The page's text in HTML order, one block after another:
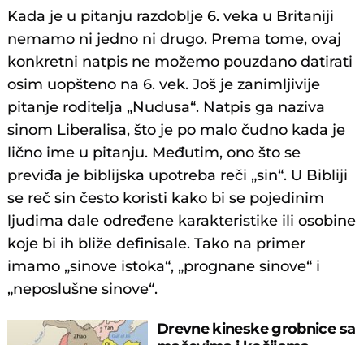
Kada je u pitanju razdoblje 6. veka u Britaniji
nemamo ni jedno ni drugo. Prema tome, ovaj
konkretni natpis ne možemo pouzdano datirati
osim uopšteno na 6. vek. Još je zanimljivije
pitanje roditelja „Nudusa“. Natpis ga naziva
sinom Liberalisa, što je po malo čudno kada je
lično ime u pitanju. Međutim, ono što se
previđa je biblijska upotreba reči „sin“. U Bibliji
se reč sin često koristi kako bi se pojedinim
ljudima dale određene karakteristike ili osobine
koje bi ih bliže definisale. Tako na primer
imamo „sinove istoka“, „prognane sinove“ i
„neposlušne sinove“.
Drevne kineske grobnice sa